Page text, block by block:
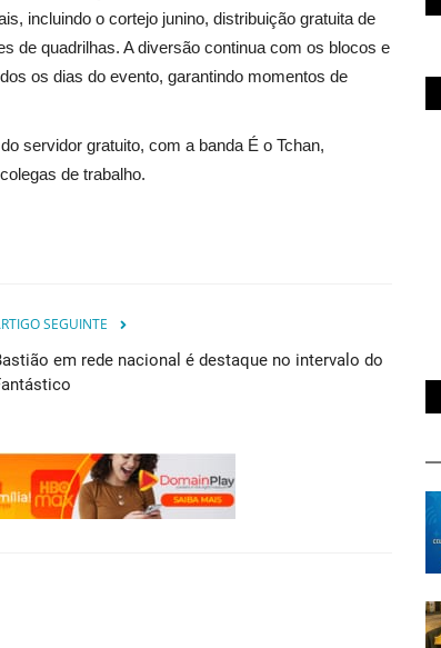
incluindo o cortejo junino, distribuição gratuita de
de quadrilhas. A diversão continua com os blocos e
os dias do evento, garantindo momentos de
servidor gratuito, com a banda É o Tchan,
de trabalho.
SEGUINTE
em rede nacional é destaque no intervalo do